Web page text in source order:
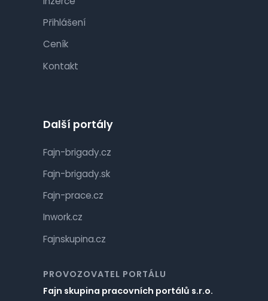
Přihlášení
Ceník
Kontakt
Další portály
Fajn-brigady.cz
Fajn-brigady.sk
Fajn-prace.cz
Inwork.cz
Fajnskupina.cz
PROVOZOVATEL PORTÁLU
Fajn skupina pracovních portálů s.r.o.